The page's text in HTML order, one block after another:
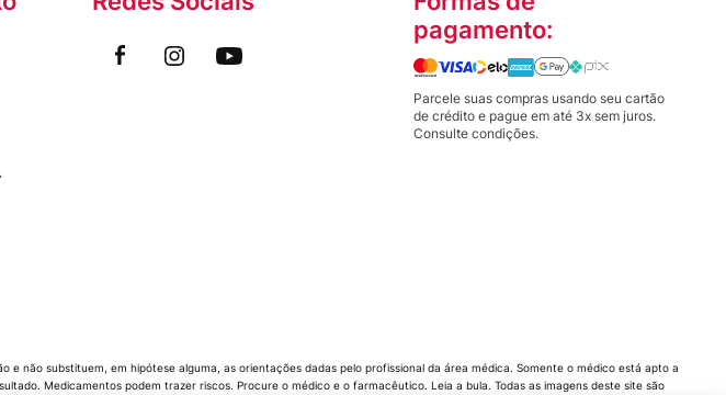
pagamento:
Parcele suas compras usando seu cartão
de crédito e pague em até 3x sem juros.
Consulte condições.
não substituem, em hipótese alguma, as orientações dadas pelo profissional da área médica. Somente o médico está apto a
Medicamentos podem trazer riscos. Procure o médico e o farmacêutico. Leia a bula. Todas as imagens deste site são